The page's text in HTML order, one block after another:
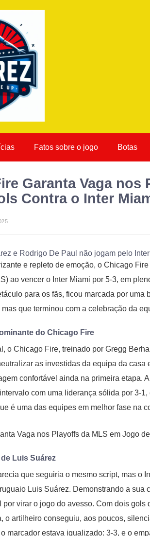
Fatos sobre o jogo Botas
Garanta Vaga nos
Contra o Inter
e repleto de emoção, o Chicago
ao vencer o Inter Miami por 5-3, em
para os fãs, ficou marcada por
que terminou com a celebração da
do Chicago Fire
o Chicago Fire, treinado por Gregg
as investidas da equipa da casa
confortável ainda na primeira etapa.
com uma liderança sólida por 3-
é uma das equipes em melhor fase na
Luis Suárez
que seguiria o mesmo script, mas o
Luis Suárez. Demonstrando a
por virar o jogo do avesso. Com dois
o artilheiro conseguiu, aos poucos,
marcador estava igualizado: 3-3, e o